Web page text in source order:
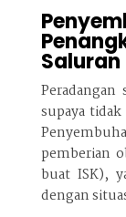
Saluran
supaya
pemberian
buat ISK),
dengan